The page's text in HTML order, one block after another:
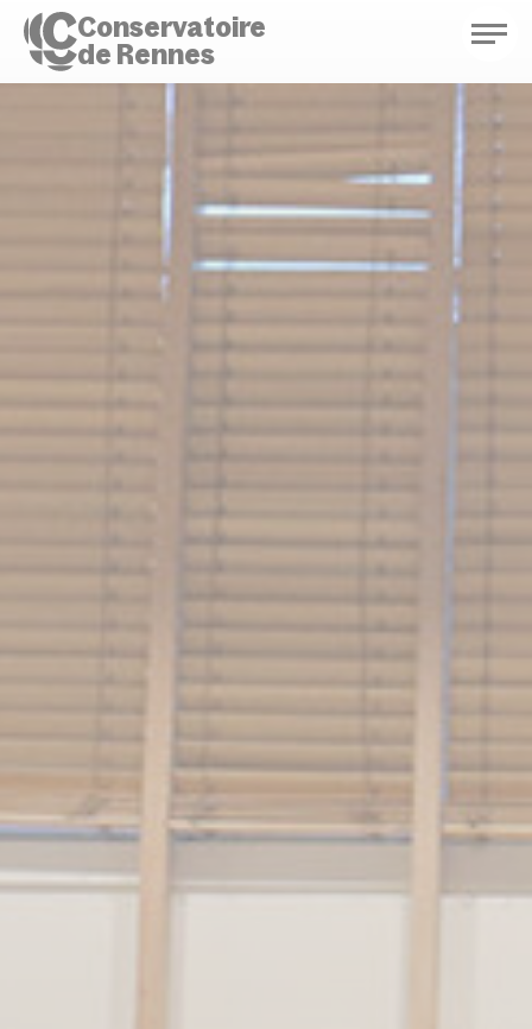
Conservatoire
de Rennes
Conservatoire de Rennes
Enseignements
Saison culturelle
Actions d'éducation
Bibliothèque musicale